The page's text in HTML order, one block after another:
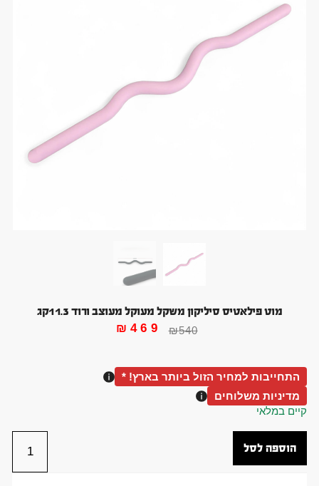
מוט פילאטיס סיליקון משקל מעוקל מעוצב ורוד 11.3קג
₪540
₪ 469
התחייבות למחיר הזול ביותר בארץ! *
מדיניות משלוחים
קיים במלאי
הוספה לסל